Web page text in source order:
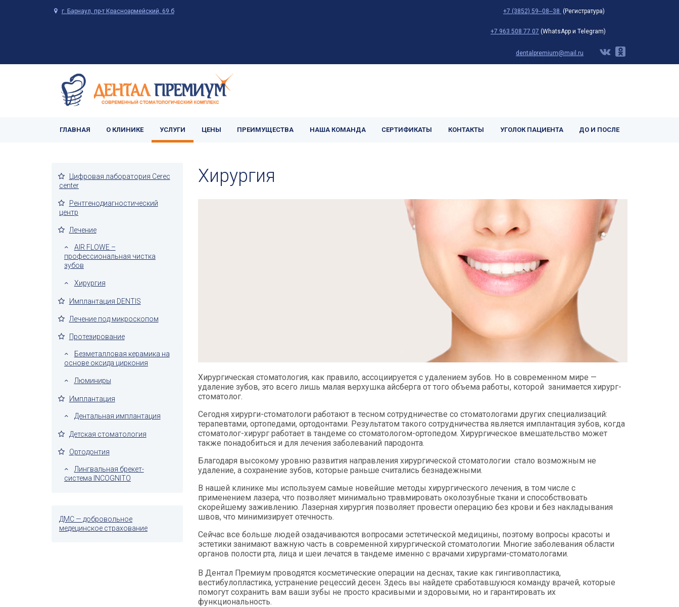
г. Барнаул, пр-т Красноармейский, 69 б +7 (3852) 59‒08‒38 (Регистратура)
+7 963 508 77 07 (WhatsApp и Telegram)
dentalpremium@mail.ru
ГЛАВНАЯ О КЛИНИКЕ УСЛУГИ ЦЕНЫ ПРЕИМУЩЕСТВА НАША КОМАНДА СЕРТИФИКАТЫ КОНТАКТЫ УГОЛОК ПАЦИЕНТА ДО И ПОСЛЕ
Цифровая лаборатория Cerec
center
Рентгенодиагностический
центр
Лечение
AIR FLOWE –
профессиональная чистка
зубов
Хирургия
Имплантация DENTIS
Лечение под микроскопом
Протезирование
Безметалловая керамика на
основе оксида циркония
Люминиры
Имплантация
Дентальная имплантация
Детская стоматология
Ортодонтия
Лингвальная брекет-
система INCOGNITO
ДМС — добровольное
медецинское страхование
Хирургия
Хирургическая стоматология, как правило, ассоциируется с удалением зубов. Но в современном мире —
удаление зубов, это всего лишь малая верхушка айсберга от того объема работы, которой занимается хирург-
стоматолог.
Сегодня хирурги-стоматологи работают в тесном сотрудничестве со стоматологами других специализаций:
терапевтами, ортопедами, ортодонтами. Результатом такого сотрудничества является имплантация зубов, когда
стоматолог-хирург работает в тандеме со стоматологом-ортопедом. Хирургическое вмешательство может
также понадобиться и для лечения заболеваний пародонта.
Благодаря высокому уровню развития направления хирургической стоматологии стало возможным не
удаление, а сохранение зубов, которые раньше считались безнадежными.
В нашей клинике мы используем самые новейшие методы хирургического лечения, в том числе с
применением лазера, что позволяет минимально травмировать околозубные ткани и способствовать
скорейшему заживлению. Лазерная хирургия позволяет провести операцию без крови и без накладывания
швов, что минимизирует отечность.
Сейчас все больше людей озадачиваются вопросами эстетической медицины, поэтому вопросы красоты и
эстетики занимают важную часть в современной хирургической стоматологии. Многие заболевания области
органов полости рта, лица и шеи лечатся в тандеме именно с врачами хирургами-стоматологами.
В Дентал Премиум проводятся косметические операции на деснах, такие как гингивопластика,
вестибулопластика, устранение рецессий десен. Здесь вы найдете сработавшуюся команду врачей, которые
помогут сохранить вам ваши зубы не просто красивыми и здоровыми, но и гарантировать их
функциональность.